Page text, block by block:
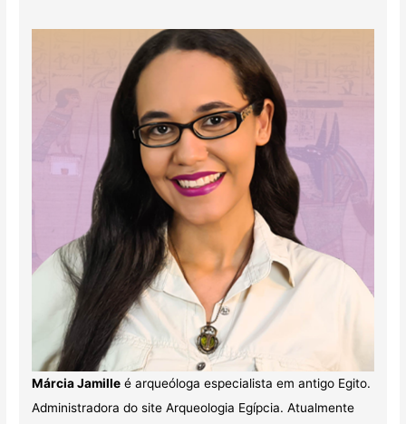
Márcia Jamilleé arqueóloga especialista em antigo Egito.
Administradora do site Arqueologia Egípcia. Atualmente